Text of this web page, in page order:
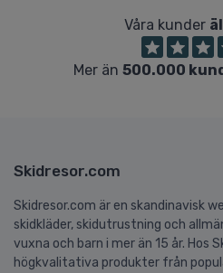
Våra kunder
Mer än 500.000
Skidresor.com
Skidresor.com är en skandinavisk
skidkläder, skidutrustning och
vuxna och barn i mer än 15 år. Hos
högkvalitativa produkter från